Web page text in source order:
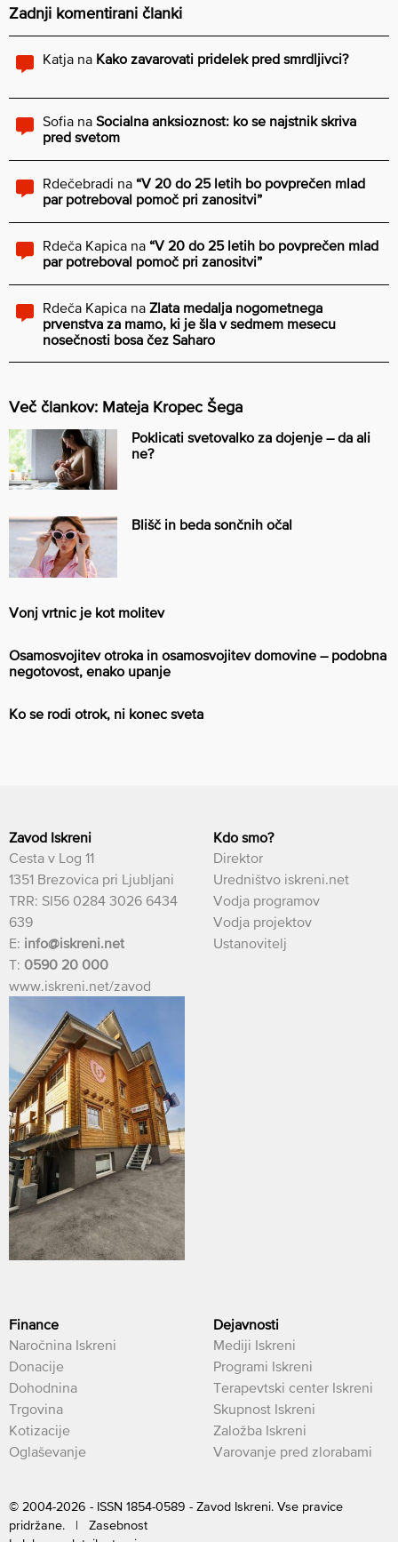
Zadnji komentirani članki
Katja na Kako zavarovati pridelek pred smrdljivci?
Sofia na Socialna anksioznost: ko se najstnik skriva
pred svetom
Rdečebradi na “V 20 do 25 letih bo povprečen mlad
par potreboval pomoč pri zanositvi”
Rdeča Kapica na “V 20 do 25 letih bo povprečen mlad
par potreboval pomoč pri zanositvi”
Rdeča Kapica na Zlata medalja nogometnega
prvenstva za mamo, ki je šla v sedmem mesecu
nosečnosti bosa čez Saharo
Več člankov: Mateja Kropec Šega
Poklicati svetovalko za dojenje – da ali
ne?
Blišč in beda sončnih očal
Vonj vrtnic je kot molitev
Osamosvojitev otroka in osamosvojitev domovine – podobna
negotovost, enako upanje
Ko se rodi otrok, ni konec sveta
Zavod Iskreni
Cesta v Log 11
1351 Brezovica pri Ljubljani
TRR: SI56 0284 3026 6434
639
E: info@iskreni.net
T: 0590 20 000
www.iskreni.net/zavod
Kdo smo?
Direktor
Uredništvo iskreni.net
Vodja programov
Vodja projektov
Ustanovitelj
Finance
Naročnina Iskreni
Donacije
Dohodnina
Trgovina
Kotizacije
Oglaševanje
Dejavnosti
Mediji Iskreni
Programi Iskreni
Terapevtski center Iskreni
Skupnost Iskreni
Založba Iskreni
Varovanje pred zlorabami
© 2004-2026 - ISSN 1854-0589 - Zavod Iskreni. Vse pravice
pridržane. | Zasebnost